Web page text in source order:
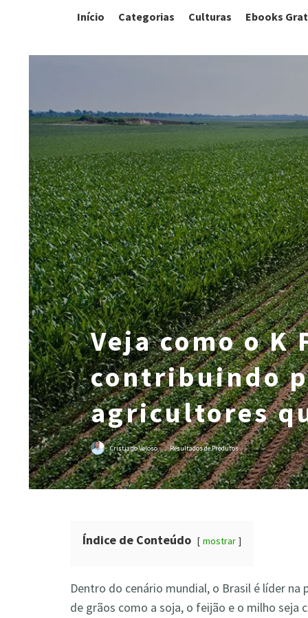
Início Categorias Culturas Ebooks
Veja como o K
contribuindo
agricultores
Cristiano Veloso · Resultados de Produtos
Índice de Conteúdo mostrar
Dentro do cenário mundial, o Brasil é líder na
de grãos como a soja, o feijão e o milho seja